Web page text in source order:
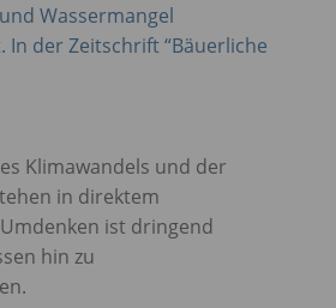
Wassermangel
In der Zeitschrift “Bäuerliche
Klimawandels und der
in direktem
ist dringend
hin zu